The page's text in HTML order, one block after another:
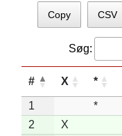
Copy CSV
Søg:
# X *
1 *
2
X